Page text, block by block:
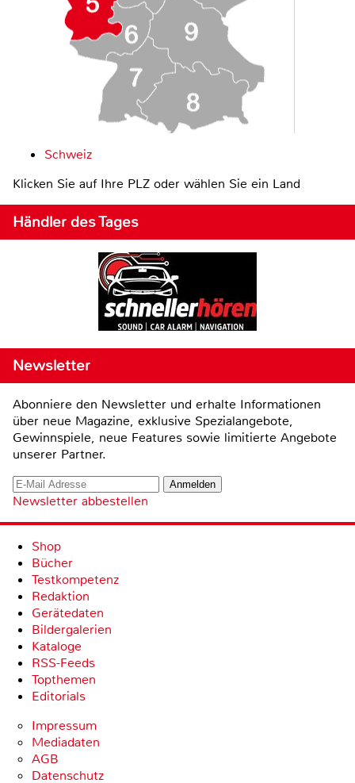
Schweiz
Klicken Sie auf Ihre PLZ oder wählen Sie ein Land
Händler des Tages
Newsletter
Abonniere den Newsletter und erhalte Informationen
über neue Magazine, exklusive Spezialangebote,
Gewinnspiele, neue Features sowie limitierte Angebote
unserer Partner.
Newsletter abbestellen
Shop
Bücher
Testkompetenz
Redaktion
Gerätedaten
Bildergalerien
Kataloge
RSS-Feeds
Topthemen
Editorials
Impressum
Mediadaten
AGB
Datenschutz